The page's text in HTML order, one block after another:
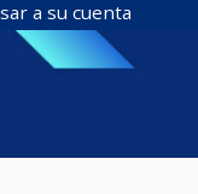
a su cuenta